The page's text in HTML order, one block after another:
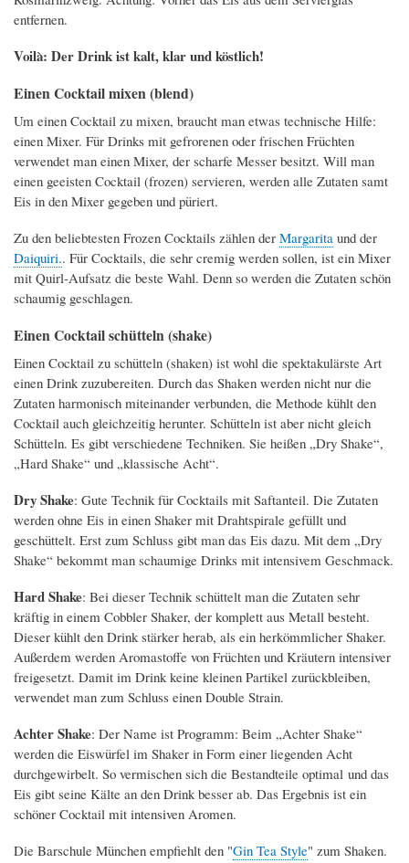
entfernen.
Voilà: Der Drink ist kalt, klar und köstlich!
Einen Cocktail mixen (blend)
Um einen Cocktail zu mixen, braucht man etwas technische Hilfe:
einen Mixer. Für Drinks mit gefrorenen oder frischen Früchten
verwendet man einen Mixer, der scharfe Messer besitzt. Will man
einen geeisten Cocktail (frozen) servieren, werden alle Zutaten samt
Eis in den Mixer gegeben und püriert.
Zu den beliebtesten Frozen Cocktails zählen der Margarita und der
Daiquiri.. Für Cocktails, die sehr cremig werden sollen, ist ein Mixer
mit Quirl-Aufsatz die beste Wahl. Denn so werden die Zutaten schön
schaumig geschlagen.
Einen Cocktail schütteln (shake)
Einen Cocktail zu schütteln (shaken) ist wohl die spektakulärste Art
einen Drink zuzubereiten. Durch das Shaken werden nicht nur die
Zutaten harmonisch miteinander verbunden, die Methode kühlt den
Cocktail auch gleichzeitig herunter. Schütteln ist aber nicht gleich
Schütteln. Es gibt verschiedene Techniken. Sie heißen „Dry Shake“,
„Hard Shake“ und „klassische Acht“.
Dry Shake: Gute Technik für Cocktails mit Saftanteil. Die Zutaten
werden ohne Eis in einen Shaker mit Drahtspirale gefüllt und
geschüttelt. Erst zum Schluss gibt man das Eis dazu. Mit dem „Dry
Shake“ bekommt man schaumige Drinks mit intensivem Geschmack.
Hard Shake: Bei dieser Technik schüttelt man die Zutaten sehr
kräftig in einem Cobbler Shaker, der komplett aus Metall besteht.
Dieser kühlt den Drink stärker herab, als ein herkömmlicher Shaker.
Außerdem werden Aromastoffe von Früchten und Kräutern intensiver
freigesetzt. Damit im Drink keine kleinen Partikel zurückbleiben,
verwendet man zum Schluss einen Double Strain.
Achter Shake: Der Name ist Programm: Beim „Achter Shake“
werden die Eiswürfel im Shaker in Form einer liegenden Acht
durchgewirbelt. So vermischen sich die Bestandteile optimal und das
Eis gibt seine Kälte an den Drink besser ab. Das Ergebnis ist ein
schöner Cocktail mit intensiven Aromen.
Die Barschule München empfiehlt den "Gin Tea Style" zum Shaken.